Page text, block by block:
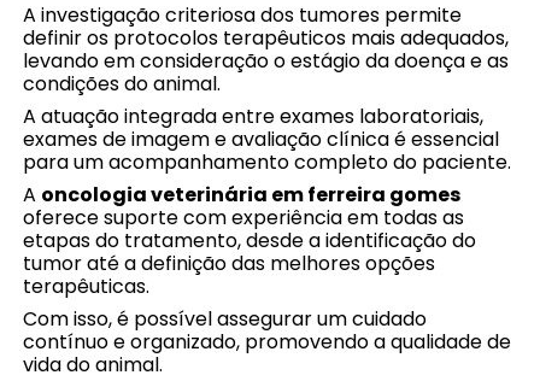
A investigação criteriosa dos tumores permite
definir os protocolos terapêuticos mais adequados,
levando em consideração o estágio da doença e as
condições do animal.
A atuação integrada entre exames laboratoriais,
exames de imagem e avaliação clínica é essencial
para um acompanhamento completo do paciente.
A oncologia veterinária em ferreira gomes
oferece suporte com experiência em todas as
etapas do tratamento, desde a identificação do
tumor até a definição das melhores opções
terapêuticas.
Com isso, é possível assegurar um cuidado
contínuo e organizado, promovendo a qualidade de
vida do animal.